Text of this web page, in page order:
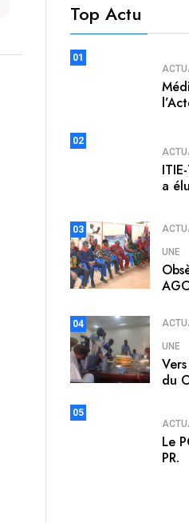
Top Actu
01
02
a
03
UNE
04
UNE
du
05
Le
PR.